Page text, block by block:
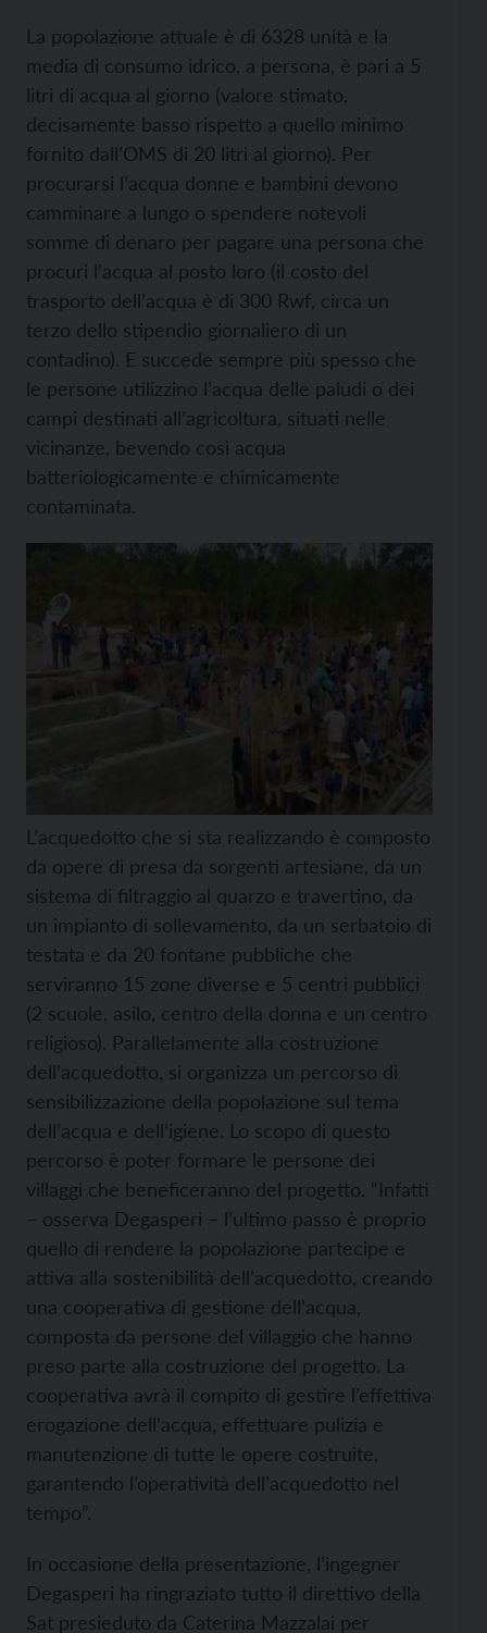
La popolazione attuale è di 6328 unità e la
media di consumo idrico, a persona, è pari a 5
litri di acqua al giorno (valore stimato,
decisamente basso rispetto a quello minimo
fornito dall’OMS di 20 litri al giorno). Per
procurarsi l’acqua donne e bambini devono
camminare a lungo o spendere notevoli
somme di denaro per pagare una persona che
procuri l’acqua al posto loro (il costo del
trasporto dell’acqua è di 300 Rwf, circa un
terzo dello stipendio giornaliero di un
contadino). E succede sempre più spesso che
le persone utilizzino l’acqua delle paludi o dei
campi destinati all’agricoltura, situati nelle
vicinanze, bevendo così acqua
batteriologicamente e chimicamente
contaminata.
L’acquedotto che si sta realizzando è composto
da opere di presa da sorgenti artesiane, da un
sistema di filtraggio al quarzo e travertino, da
un impianto di sollevamento, da un serbatoio di
testata e da 20 fontane pubbliche che
serviranno 15 zone diverse e 5 centri pubblici
(2 scuole, asilo, centro della donna e un centro
religioso). Parallelamente alla costruzione
dell’acquedotto, si organizza un percorso di
sensibilizzazione della popolazione sul tema
dell’acqua e dell’igiene. Lo scopo di questo
percorso è poter formare le persone dei
villaggi che beneficeranno del progetto. “Infatti
– osserva Degasperi – l’ultimo passo è proprio
quello di rendere la popolazione partecipe e
attiva alla sostenibilità dell’acquedotto, creando
una cooperativa di gestione dell’acqua,
composta da persone del villaggio che hanno
preso parte alla costruzione del progetto. La
cooperativa avrà il compito di gestire l’effettiva
erogazione dell’acqua, effettuare pulizia e
manutenzione di tutte le opere costruite,
garantendo l’operatività dell’acquedotto nel
tempo”.
In occasione della presentazione, l’ingegner
Degasperi ha ringraziato tutto il direttivo della
Sat presieduto da Caterina Mazzalai per